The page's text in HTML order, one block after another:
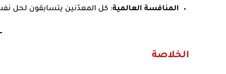
المنافسة العالمية: كل المعدّنين يتسابقون لحل
الخلاصة